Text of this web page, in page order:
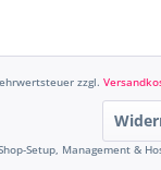
zzgl.
Setup, Management &